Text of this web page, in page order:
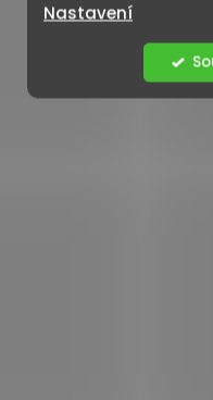
Nastavení